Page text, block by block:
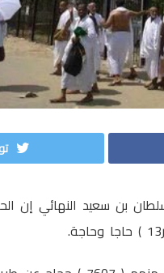
بن سعيد النهائي إن